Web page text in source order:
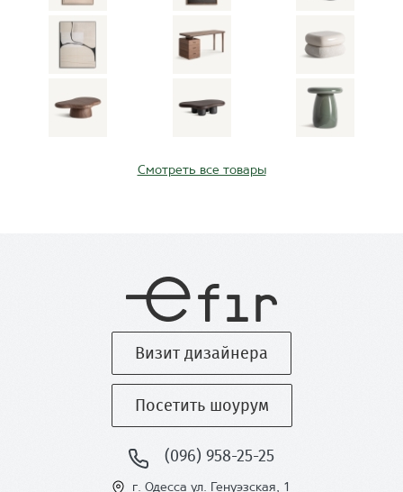
Смотреть все товары
г. Одесса ул. Генуэзская, 1
(096) 958-25-25
Посетить шоурум
Визит дизайнера